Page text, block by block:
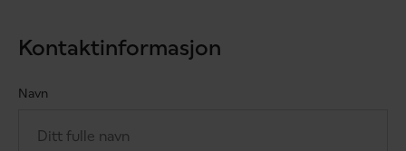
Kontaktinformasjon
Navn